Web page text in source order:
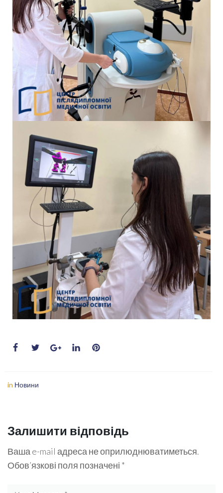
in Новини
Залишити відповідь
Ваша e-mail адреса не оприлюднюватиметься.
Обов’язкові поля позначені *